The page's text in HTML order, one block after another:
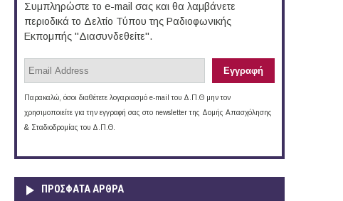
Συμπληρώστε το e-mail σας και θα λαμβάνετε
περιοδικά το Δελτίο Τύπου της Ραδιοφωνικής
Εκπομπής "Διασυνδεθείτε".
Παρακαλώ, όσοι διαθέτετε λογαριασμό e-mail του Δ.Π.Θ μην τον
χρησιμοποιείτε για την εγγραφή σας στο newsletter της Δομής Απασχόλησης
& Σταδιοδρομίας του Δ.Π.Θ.
ΠΡOΣΦΑΤΑ AΡΘΡΑ